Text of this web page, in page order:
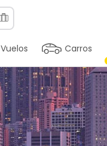
Vuelos Carros